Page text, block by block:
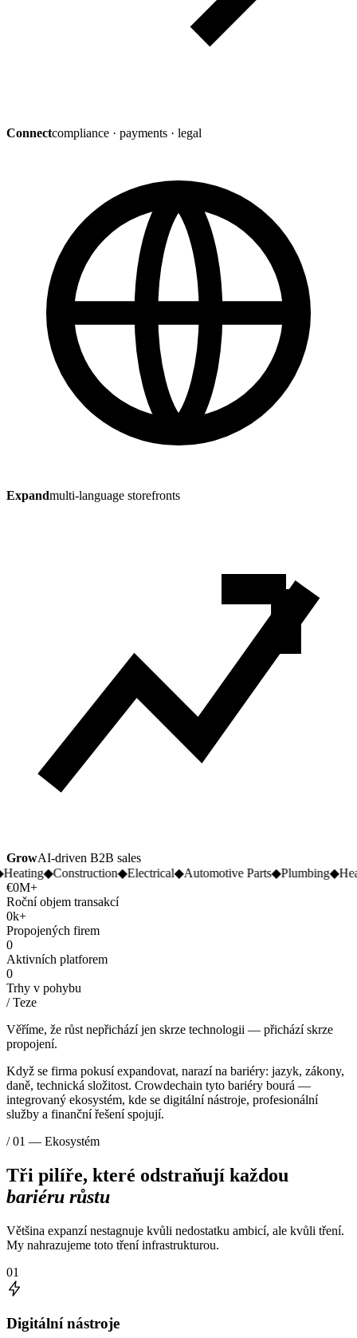
Connectcompliance · payments · legal
Expandmulti-language storefronts
GrowAI-driven B2B sales
◆Construction◆Electrical◆Automotive Parts◆Plumbing◆
€0M+
Roční objem transakcí
0k+
Propojených firem
0
Aktivních platforem
0
Trhy v pohybu
/ Teze
Věříme, že růst nepřichází jen skrze technologii — přichází skrze
propojení.
Když se firma pokusí expandovat, narazí na bariéry: jazyk, zákony,
daně, technická složitost. Crowdechain tyto bariéry bourá —
integrovaný ekosystém, kde se digitální nástroje, profesionální
služby a finanční řešení spojují.
/ 01 — Ekosystém
Tři pilíře, které odstraňují každou
bariéru růstu
Většina expanzí nestagnuje kvůli nedostatku ambicí, ale kvůli tření.
My nahrazujeme toto tření infrastrukturou.
01
Digitální nástroje